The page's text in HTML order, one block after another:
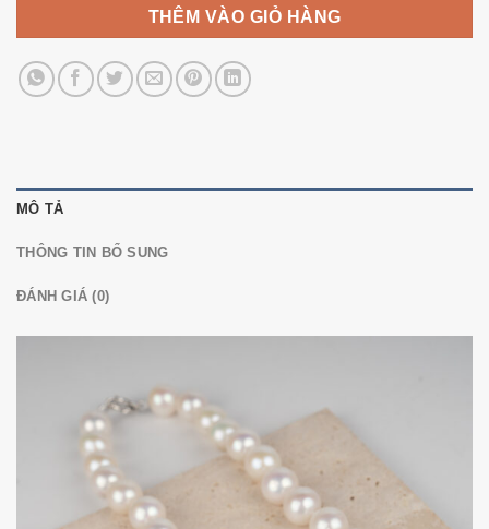
THÊM VÀO GIỎ HÀNG
MÔ TẢ
THÔNG TIN BỔ SUNG
ĐÁNH GIÁ (0)